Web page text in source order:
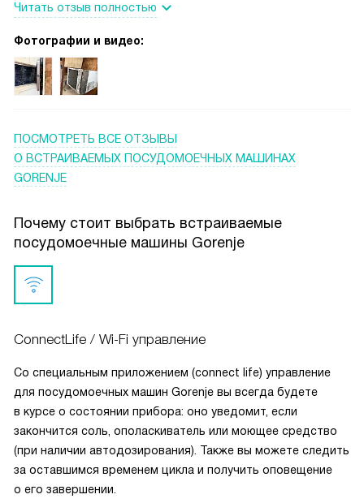
Читать отзыв полностью
Фотографии и видео:
ПОСМОТРЕТЬ ВСЕ ОТЗЫВЫ
О ВСТРАИВАЕМЫХ ПОСУДОМОЕЧНЫХ МАШИНАХ
GORENJE
Почему стоит выбрать встраиваемые
посудомоечные машины Gorenje
ConnectLife / Wi-Fi управление
Со специальным приложением (connect life) управление
для посудомоечных машин Gorenje вы всегда будете
в курсе о состоянии прибора: оно уведомит, если
закончится соль, ополаскиватель или моющее средство
(при наличии автодозирования). Также вы можете следить
за оставшимся временем цикла и получить оповещение
о его завершении.